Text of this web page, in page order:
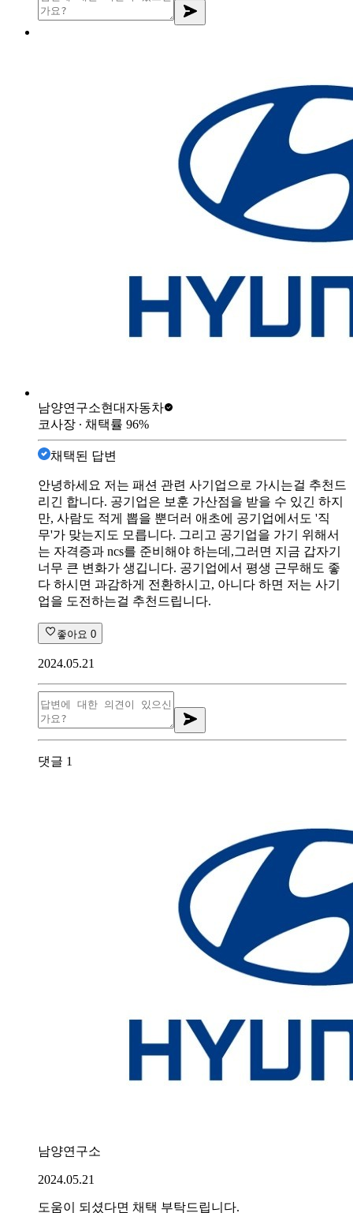
남양연구소현대자동차
코사장 ∙ 채택률 96%
채택된 답변
안녕하세요 저는 패션 관련 사기업으로 가시는걸 추천드
리긴 합니다. 공기업은 보훈 가산점을 받을 수 있긴 하지
만, 사람도 적게 뽑을 뿐더러 애초에 공기업에서도 '직
무'가 맞는지도 모릅니다. 그리고 공기업을 가기 위해서
는 자격증과 ncs를 준비해야 하는데,그러면 지금 갑자기
너무 큰 변화가 생깁니다. 공기업에서 평생 근무해도 좋
다 하시면 과감하게 전환하시고, 아니다 하면 저는 사기
업을 도전하는걸 추천드립니다.
좋아요 0
2024.05.21
댓글 1
남양연구소
2024.05.21
도움이 되셨다면 채택 부탁드립니다.